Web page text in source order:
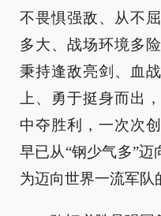
不畏惧强敌、从不
多大、战场环境多
秉持逢敌亮剑、血
上、勇于挺身而出
中夺胜利，一次次
早已从“钢少气多”迈
为迈向世界一流军队